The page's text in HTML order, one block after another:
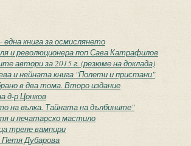
една книга за осмислянето
и революционера поп Сава Катрафилов
автори за 2015 г. (резюме на доклада)
и нейната книга "Полети и пристани"
в два тома. Второ издание
д-р Цонков
на вълка. Тайната на дълбините"
и печатарско мастило
трепе вампири
Дубарова